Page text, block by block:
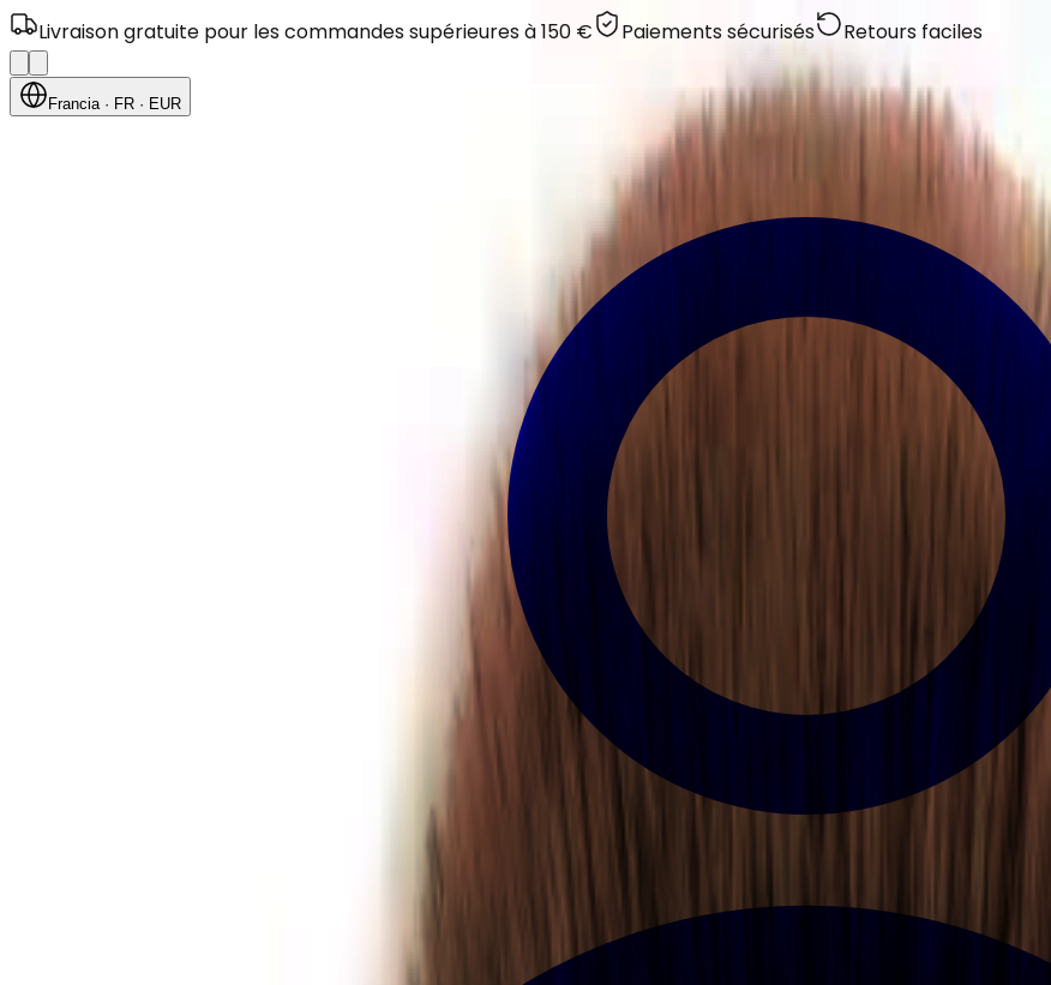
Livraison gratuite pour les commandes supérieures à 150 € Paiements sécurisés Retours faciles
Francia· FR · EUR